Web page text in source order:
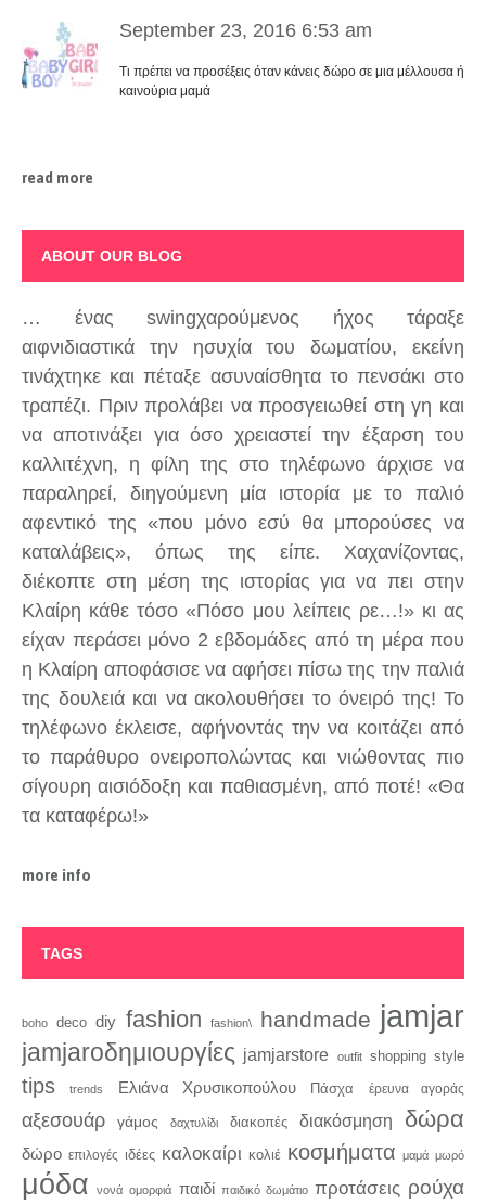
September 23, 2016 6:53 am
Τι πρέπει να προσέξεις όταν κάνεις δώρο σε μια μέλλουσα ή
καινούρια μαμά
read more
ABOUT OUR BLOG
… ένας swingχαρούμενος ήχος τάραξε
αιφνιδιαστικά την ησυχία του δωματίου, εκείνη
τινάχτηκε και πέταξε ασυναίσθητα το πενσάκι στο
τραπέζι. Πριν προλάβει να προσγειωθεί στη γη και
να αποτινάξει για όσο χρειαστεί την έξαρση του
καλλιτέχνη, η φίλη της στο τηλέφωνο άρχισε να
παραληρεί, διηγούμενη μία ιστορία με το παλιό
αφεντικό της «που μόνο εσύ θα μπορούσες να
καταλάβεις», όπως της είπε. Χαχανίζοντας,
διέκοπτε στη μέση της ιστορίας για να πει στην
Κλαίρη κάθε τόσο «Πόσο μου λείπεις ρε…!» κι ας
είχαν περάσει μόνο 2 εβδομάδες από τη μέρα που
η Κλαίρη αποφάσισε να αφήσει πίσω της την παλιά
της δουλειά και να ακολουθήσει το όνειρό της! Το
τηλέφωνο έκλεισε, αφήνοντάς την να κοιτάζει από
το παράθυρο ονειροπολώντας και νιώθοντας πιο
σίγουρη αισιόδοξη και παθιασμένη, από ποτέ! «Θα
τα καταφέρω!»
more info
TAGS
boho deco diy fashion fashion\ handmade jamjar
jamjaroδημιουργίες jamjarstore outfit shopping style
tips trends Ελιάνα Χρυσικοπούλου Πάσχα έρευνα αγοράς
αξεσουάρ γάμος δαχτυλίδι διακοπές διακόσμηση δώρα
δώρο επιλογές ιδέες καλοκαίρι κολιέ κοσμήματα μαμά μωρό
μόδα νονά ομορφιά παιδί παιδικό δωμάτιο προτάσεις ρούχα